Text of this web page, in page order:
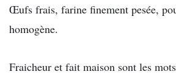
Œufs frais, farine finement pesée,
homogène.
Fraicheur et fait maison sont les